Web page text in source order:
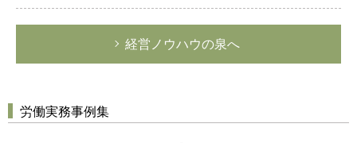
総務の給湯室
秘書のノウハウ
次へ
経営ノウハウの泉へ
労働実務事例集